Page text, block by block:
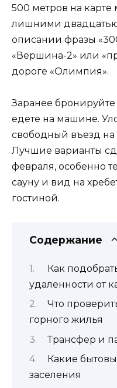
500 метров на карте
лишними
описании фразы
«Вершина-2» или
дороге «Олимпия».
Заранее
едете на машине.
свободный въезд на
Лучшие варианты
февраля, особенно
сауну и вид на
гостиной.
Содержание
Как
удаленности от
Что
горного жилья
Трансфер и
Какие
заселения